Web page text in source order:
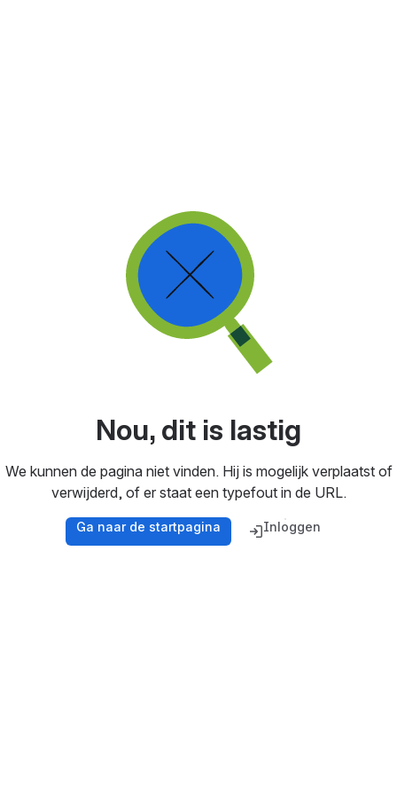
Nou, dit is lastig
We kunnen de pagina niet vinden. Hij is mogelijk verplaatst of
verwijderd, of er staat een typefout in de URL.
Ga naar de startpagina Inloggen